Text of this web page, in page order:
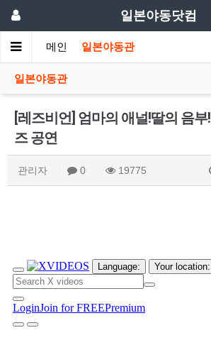
일본야동닷컴
메인 일본야동관
일본야동관
[레즈비언] 엄마의 애널!딸의 음
즈 공연
관리자 0 19775